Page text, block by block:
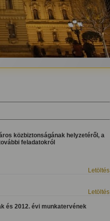
közbiztonságának helyzetéről, a
feladatokról
Letöltés
Letöltés
és 2012. évi munkatervének